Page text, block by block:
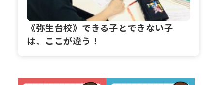
《弥生台校》できる子とできない子
は、ここが違う！